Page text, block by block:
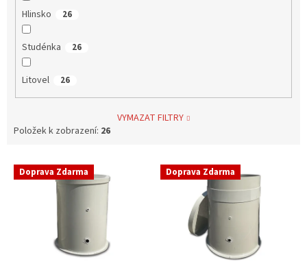
Hlinsko 26
Studénka 26
Litovel 26
VYMAZAT FILTRY
Položek k zobrazení: 26
V Doprava Zdarma Doprava Zdarma